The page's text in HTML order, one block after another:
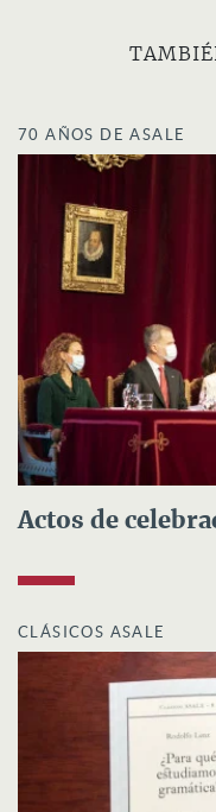
70 AÑOS DE ASALE
Actos de
CLÁSICOS ASALE